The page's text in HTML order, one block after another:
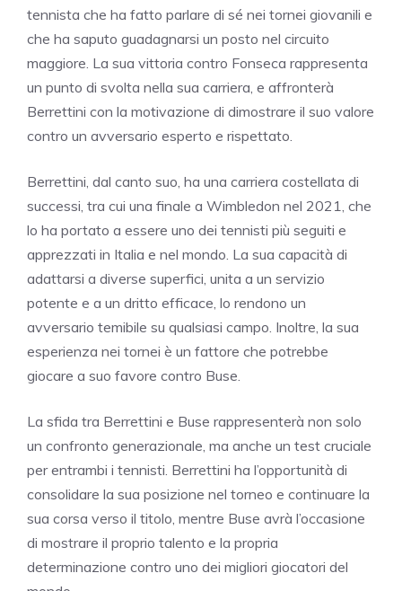
tennista che ha fatto parlare di sé nei tornei giovanili e
che ha saputo guadagnarsi un posto nel circuito
maggiore. La sua vittoria contro Fonseca rappresenta
un punto di svolta nella sua carriera, e affronterà
Berrettini con la motivazione di dimostrare il suo valore
contro un avversario esperto e rispettato.
Berrettini, dal canto suo, ha una carriera costellata di
successi, tra cui una finale a Wimbledon nel 2021, che
lo ha portato a essere uno dei tennisti più seguiti e
apprezzati in Italia e nel mondo. La sua capacità di
adattarsi a diverse superfici, unita a un servizio
potente e a un dritto efficace, lo rendono un
avversario temibile su qualsiasi campo. Inoltre, la sua
esperienza nei tornei è un fattore che potrebbe
giocare a suo favore contro Buse.
La sfida tra Berrettini e Buse rappresenterà non solo
un confronto generazionale, ma anche un test cruciale
per entrambi i tennisti. Berrettini ha l’opportunità di
consolidare la sua posizione nel torneo e continuare la
sua corsa verso il titolo, mentre Buse avrà l’occasione
di mostrare il proprio talento e la propria
determinazione contro uno dei migliori giocatori del